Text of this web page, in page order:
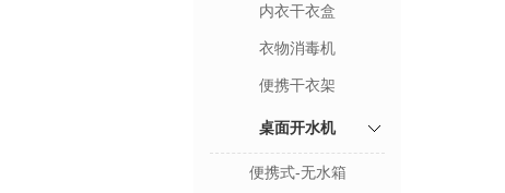
内衣干衣盒
衣物消毒机
便携干衣架
桌面开水机
便携式-无水箱